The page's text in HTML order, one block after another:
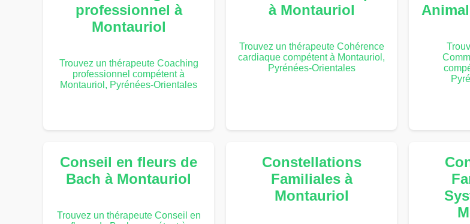
professionnel à
Montauriol
Trouvez un thérapeute Coaching
professionnel compétent à
Montauriol, Pyrénées-Orientales
à Montauriol
Trouvez un thérapeute Cohérence
cardiaque compétent à Montauriol,
Pyrénées-Orientales
Conseil en fleurs de
Bach à Montauriol
Trouvez un thérapeute Conseil en
Constellations
Familiales à
Montauriol